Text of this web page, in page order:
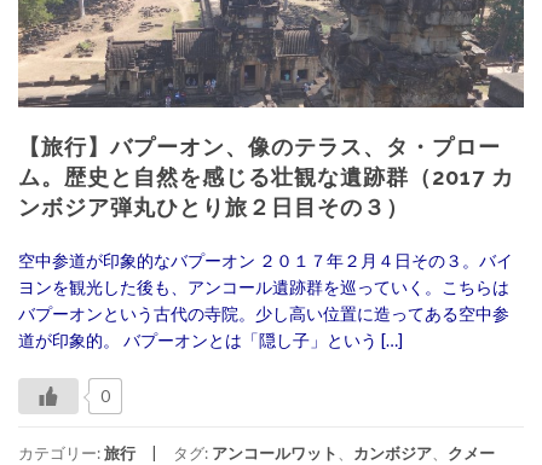
【旅行】バプーオン、像のテラス、タ・プロー
ム。歴史と自然を感じる壮観な遺跡群（2017 カ
ンボジア弾丸ひとり旅２日目その３）
空中参道が印象的なバプーオン ２０１７年２月４日その３。バイ
ヨンを観光した後も、アンコール遺跡群を巡っていく。こちらは
バプーオンという古代の寺院。少し高い位置に造ってある空中参
道が印象的。 バプーオンとは「隠し子」という […]
0
カテゴリー:旅行 タグ: アンコールワット カンボジア クメー